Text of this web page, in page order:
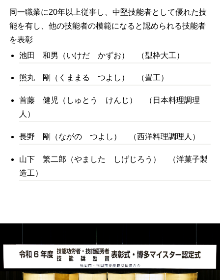
同一職業に20年以上従事し、中堅技能者として優れた技
能を有し、他の技能者の模範になると認められる技能者
を表彰
池田 和男（いけだ かずお） （型枠大工）
熊丸 剛（くままる つよし） （畳工）
首藤 健児（しゅとう けんじ） （日本料理調理
人）
長野 剛（ながの つよし） （西洋料理調理人）
山下 繁二郎（やました しげじろう） （洋菓子製
造工）